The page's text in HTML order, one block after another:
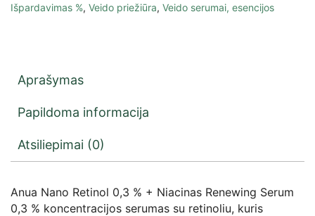
Išpardavimas %, Veido priežiūra, Veido serumai, esencijos
Aprašymas
Papildoma informacija
Atsiliepimai (0)
Anua Nano Retinol 0,3 % + Niacinas Renewing Serum
0,3 % koncentracijos serumas su retinoliu, kuris